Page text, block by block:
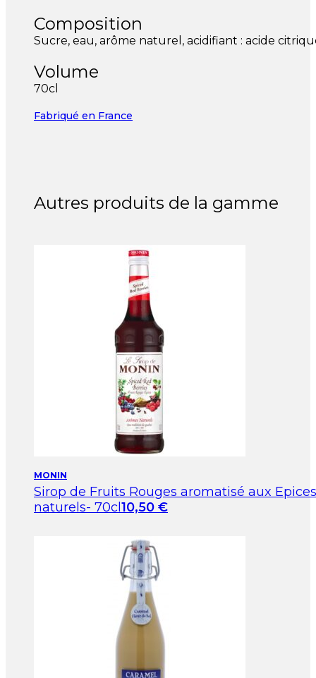
Composition
Sucre, eau, arôme naturel, acidifiant : acide
Volume
70cl
Fabriqué en France
Autres produits de la gamme
MONIN
Sirop de Fruits Rouges aromatisé aux
naturels- 70cl10,50 €